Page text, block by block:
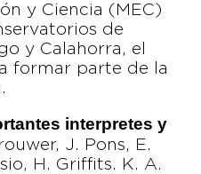
y Ciencia (MEC)
de
y Calahorra, el
formar parte de la
interpretes y
J. Pons, E.
H. Griffits. K. A.